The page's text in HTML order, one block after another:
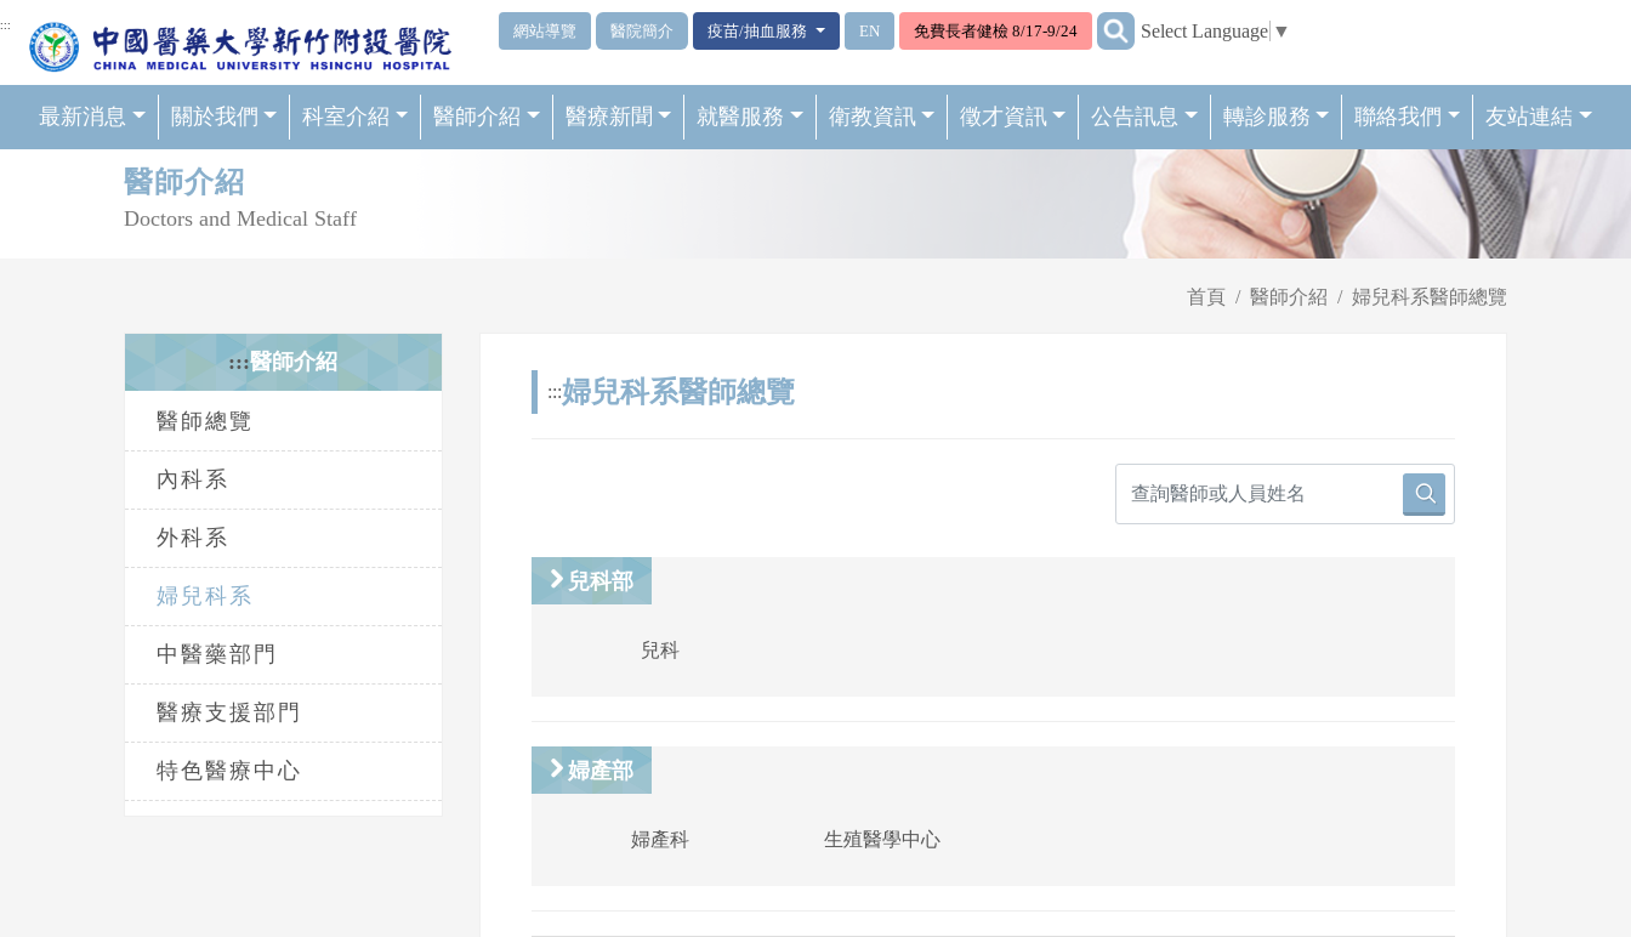
網頁頂端重要消息及連結
::: 網站導覽 醫院簡介 疫苗/抽血服務 EN 免費長者健檢 8/17-9/24 ::: Select Language ▼
最新消息 關於我們 科室介紹 醫師介紹 醫療新聞 就醫服務 衛教資訊 徵才資訊 公告訊息 轉診服務 聯絡我們 友站連結
醫師介紹
Doctors and Medical Staff
首頁 醫師介紹 婦兒科系醫師總覽
:::醫師介紹
醫師總覽
內科系
外科系
婦兒科系
中醫藥部門
醫療支援部門
特色醫療中心
:::婦兒科系醫師總覽
兒科部
兒科
婦產部
婦產科 生殖醫學中心